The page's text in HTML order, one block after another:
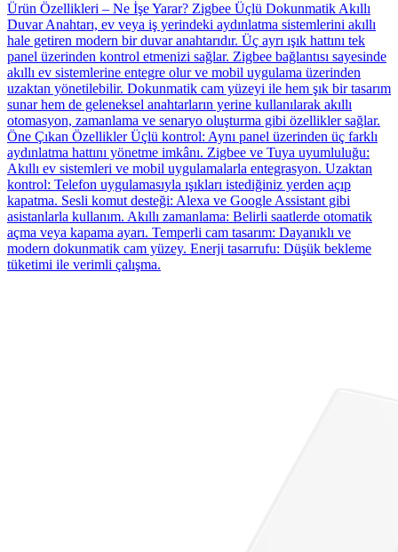
Ürün Özellikleri – Ne İşe Yarar? Zigbee Üçlü Dokunmatik Akıllı
Duvar Anahtarı, ev veya iş yerindeki aydınlatma sistemlerini akıllı
hale getiren modern bir duvar anahtarıdır. Üç ayrı ışık hattını tek
panel üzerinden kontrol etmenizi sağlar. Zigbee bağlantısı sayesinde
akıllı ev sistemlerine entegre olur ve mobil uygulama üzerinden
uzaktan yönetilebilir. Dokunmatik cam yüzeyi ile hem şık bir tasarım
sunar hem de geleneksel anahtarların yerine kullanılarak akıllı
otomasyon, zamanlama ve senaryo oluşturma gibi özellikler sağlar.
Öne Çıkan Özellikler Üçlü kontrol: Aynı panel üzerinden üç farklı
aydınlatma hattını yönetme imkânı. Zigbee ve Tuya uyumluluğu:
Akıllı ev sistemleri ve mobil uygulamalarla entegrasyon. Uzaktan
kontrol: Telefon uygulamasıyla ışıkları istediğiniz yerden açıp
kapatma. Sesli komut desteği: Alexa ve Google Assistant gibi
asistanlarla kullanım. Akıllı zamanlama: Belirli saatlerde otomatik
açma veya kapama ayarı. Temperli cam tasarım: Dayanıklı ve
modern dokunmatik cam yüzey. Enerji tasarrufu: Düşük bekleme
tüketimi ile verimli çalışma.